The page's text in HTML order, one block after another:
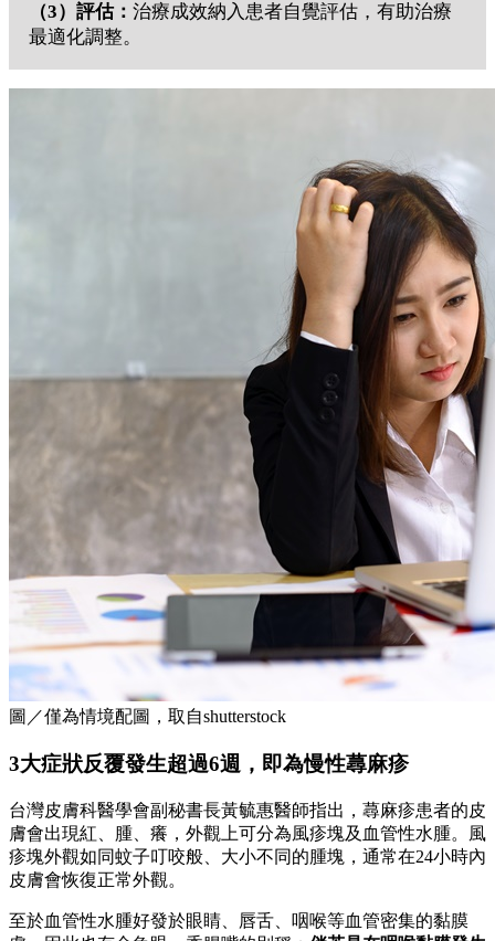
（3）評估： 治療成效納入患者自覺評估，有助治療
最適化調整。
圖／僅為情境配圖，取自shutterstock
3大症狀反覆發生超過6週，即為慢性蕁麻疹
台灣皮膚科醫學會副秘書長黃毓惠醫師指出，蕁麻疹患者的皮
膚會出現紅、腫、癢，外觀上可分為風疹塊及血管性水腫。風
疹塊外觀如同蚊子叮咬般、大小不同的腫塊，通常在24小時內
皮膚會恢復正常外觀。
至於血管性水腫好發於眼睛、唇舌、咽喉等血管密集的黏膜